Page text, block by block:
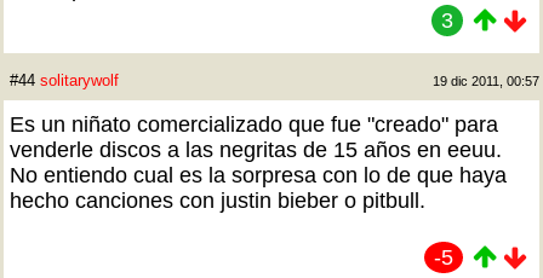
3
#44 solitarywolf 19 dic 2011, 00:57
Es un niñato comercializado que fue "creado" para
venderle discos a las negritas de 15 años en eeuu.
No entiendo cual es la sorpresa con lo de que haya
hecho canciones con justin bieber o pitbull.
-5